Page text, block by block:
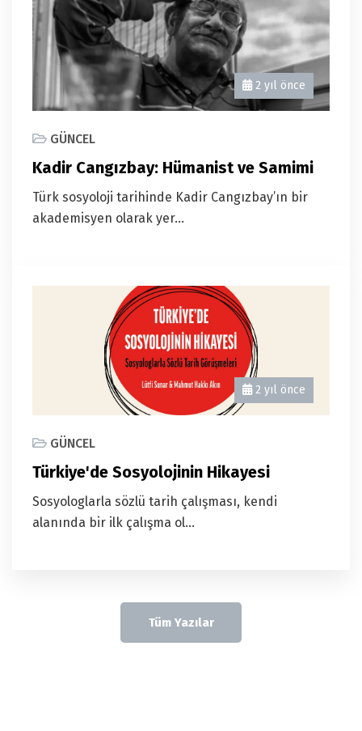
2 yıl önce
GÜNCEL
Kadir Cangızbay: Hümanist ve Samimi
Türk sosyoloji tarihinde Kadir Cangızbay’ın bir
akademisyen olarak yer...
2 yıl önce
GÜNCEL
Türkiye'de Sosyolojinin Hikayesi
Sosyologlarla sözlü tarih çalışması, kendi
alanında bir ilk çalışma ol...
Tüm Yazılar